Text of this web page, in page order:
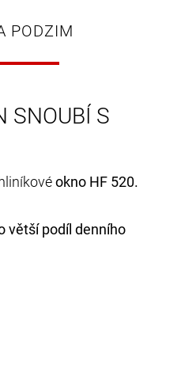
PODZIM
SNOUBÍ S
okno HF 520.
větší podíl denního